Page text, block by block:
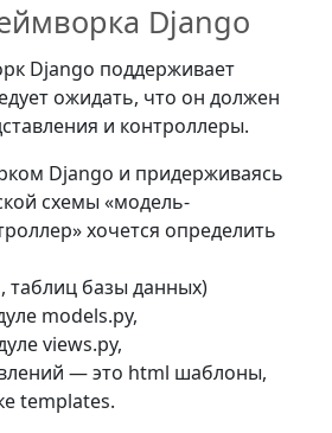
Django
Django поддерживает
ожидать, что он должен
и контроллеры.
Django и придерживаясь
схемы «модель-
хочется определить
таблиц базы данных)
models.py,
views.py,
— это html шаблоны,
templates.